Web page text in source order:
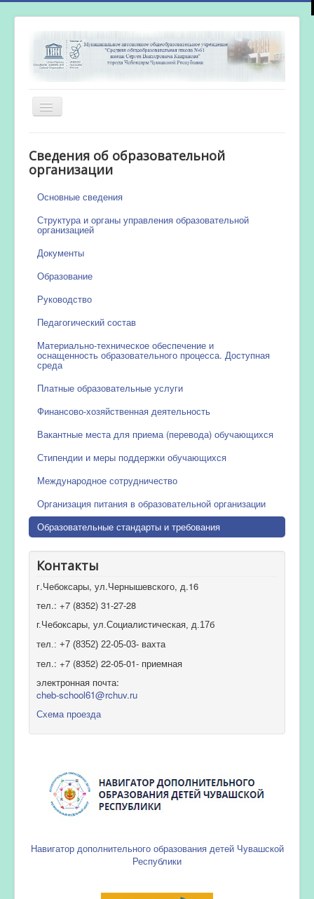
Включить/
выключить
Новости
Сведения об образовательной
организации
Основные сведения
Структура и органы управления образовательной
организацией
Документы
Образование
Руководство
Педагогический состав
Материально-техническое обеспечение и
оснащенность образовательного процесса. Доступная
среда
Платные образовательные услуги
Финансово-хозяйственная деятельность
Вакантные места для приема (перевода) обучающихся
Стипендии и меры поддержки обучающихся
Международное сотрудничество
Организация питания в образовательной организации
Образовательные стандарты и требования
Контакты
г.Чебоксары, ул.Чернышевского, д.16
тел.: +7 (8352) 31-27-28
г.Чебоксары, ул.Социалистическая, д.17б
тел.: +7 (8352) 22-05-03- вахта
тел.: +7 (8352) 22-05-01- приемная
электронная почта:
cheb-school61@rchuv.ru
Схема проезда
Навигатор дополнительного образования детей Чувашской
Республики